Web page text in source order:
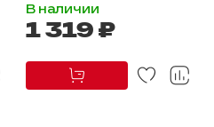
В наличии
1 319 ₽